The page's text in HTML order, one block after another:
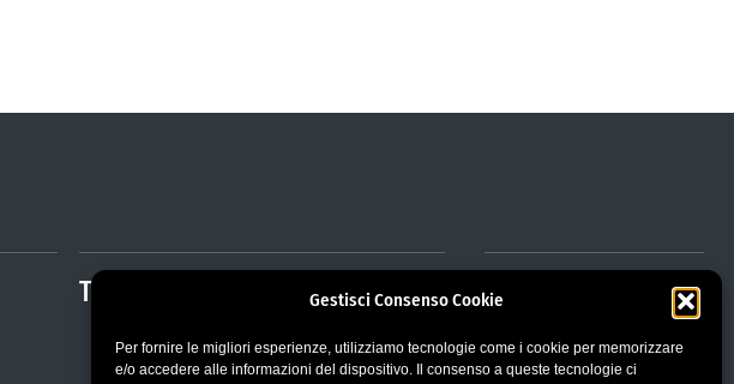
Gestisci Consenso Cookie
Per fornire le migliori esperienze, utilizziamo tecnologie come i cookie per memorizzare
e/o accedere alle informazioni del dispositivo. Il consenso a queste tecnologie ci
Trasparenza